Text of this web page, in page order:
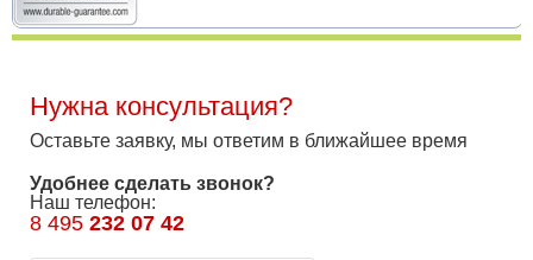
Нужна консультация?
Оставьте заявку, мы ответим в ближайшее время
Удобнее сделать звонок?
Наш телефон:
8 495 232 07 42